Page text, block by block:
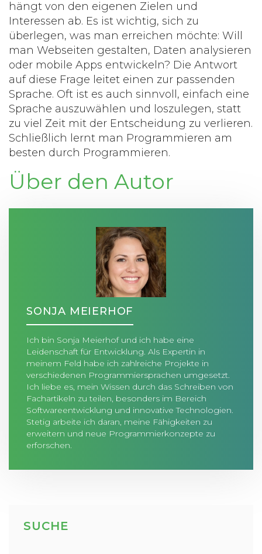
hängt von den eigenen Zielen und
Interessen ab. Es ist wichtig, sich zu
überlegen, was man erreichen möchte: Will
man Webseiten gestalten, Daten analysieren
oder mobile Apps entwickeln? Die Antwort
auf diese Frage leitet einen zur passenden
Sprache. Oft ist es auch sinnvoll, einfach eine
Sprache auszuwählen und loszulegen, statt
zu viel Zeit mit der Entscheidung zu verlieren.
Schließlich lernt man Programmieren am
besten durch Programmieren.
Über den Autor
SONJA MEIERHOF
Ich bin Sonja Meierhof und ich habe eine
Leidenschaft für Entwicklung. Als Expertin in
meinem Feld habe ich zahlreiche Projekte in
verschiedenen Programmiersprachen umgesetzt.
Ich liebe es, mein Wissen durch das Schreiben von
Fachartikeln zu teilen, besonders im Bereich
Softwareentwicklung und innovative Technologien.
Stetig arbeite ich daran, meine Fähigkeiten zu
erweitern und neue Programmierkonzepte zu
erforschen.
SUCHE